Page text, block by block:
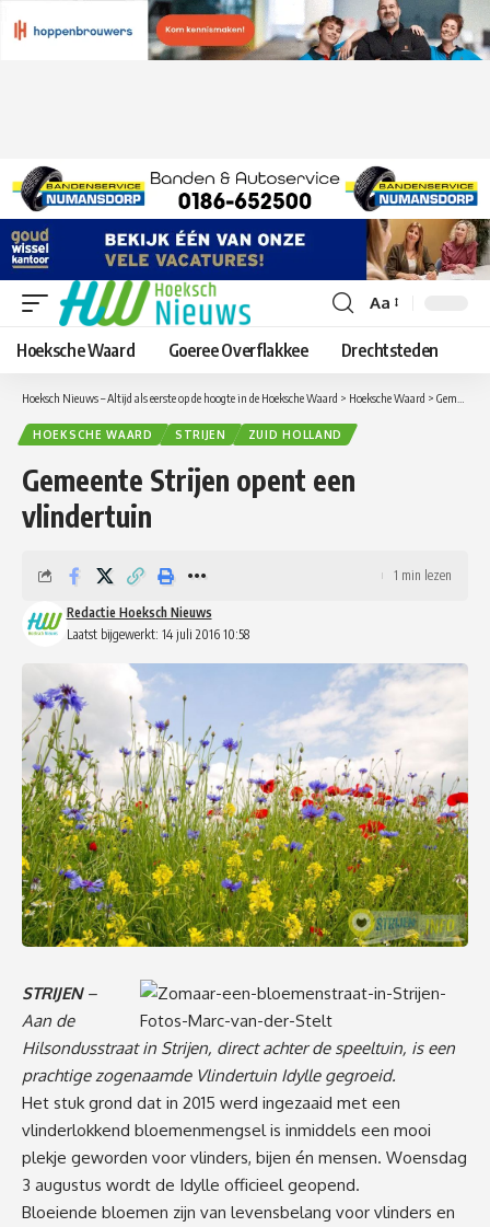
Lettergrootte
aanpassen
Aa
Hoeksche Waard Goeree Overflakkee Drechtsteden
Hoeksch Nieuws – Altijd als eerste op de hoogte in de Hoeksche Waard > Hoeksche Waard > Gemeente Strijen opent een vlindertuin
HOEKSCHE WAARD STRIJEN ZUID HOLLAND
Gemeente Strijen opent een
vlindertuin
Laatst bijgewerkt: 14 juli 2016 10:58
Redactie Hoeksch Nieuws
1 min lezen
STRIJEN–
Aan de
Hilsondusstraat in Strijen, direct achter de speeltuin, is een
prachtige zogenaamde Vlindertuin Idylle gegroeid.
Het stuk grond dat in 2015 werd ingezaaid met een
vlinderlokkend bloemenmengsel is inmiddels een mooi
plekje geworden voor vlinders, bijen én mensen. Woensdag
3 augustus wordt de Idylle officieel geopend.
Bloeiende bloemen zijn van levensbelang voor vlinders en